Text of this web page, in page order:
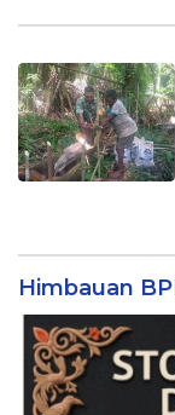
Himbauan